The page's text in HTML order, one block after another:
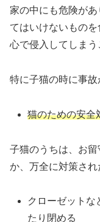
家の中にも危険が
てはいけないもの
心で侵入してしまう
特に子猫の時に事故
猫のための安全
子猫のうちは、お留
か、万全に対策され
クローゼットな
たり閉める